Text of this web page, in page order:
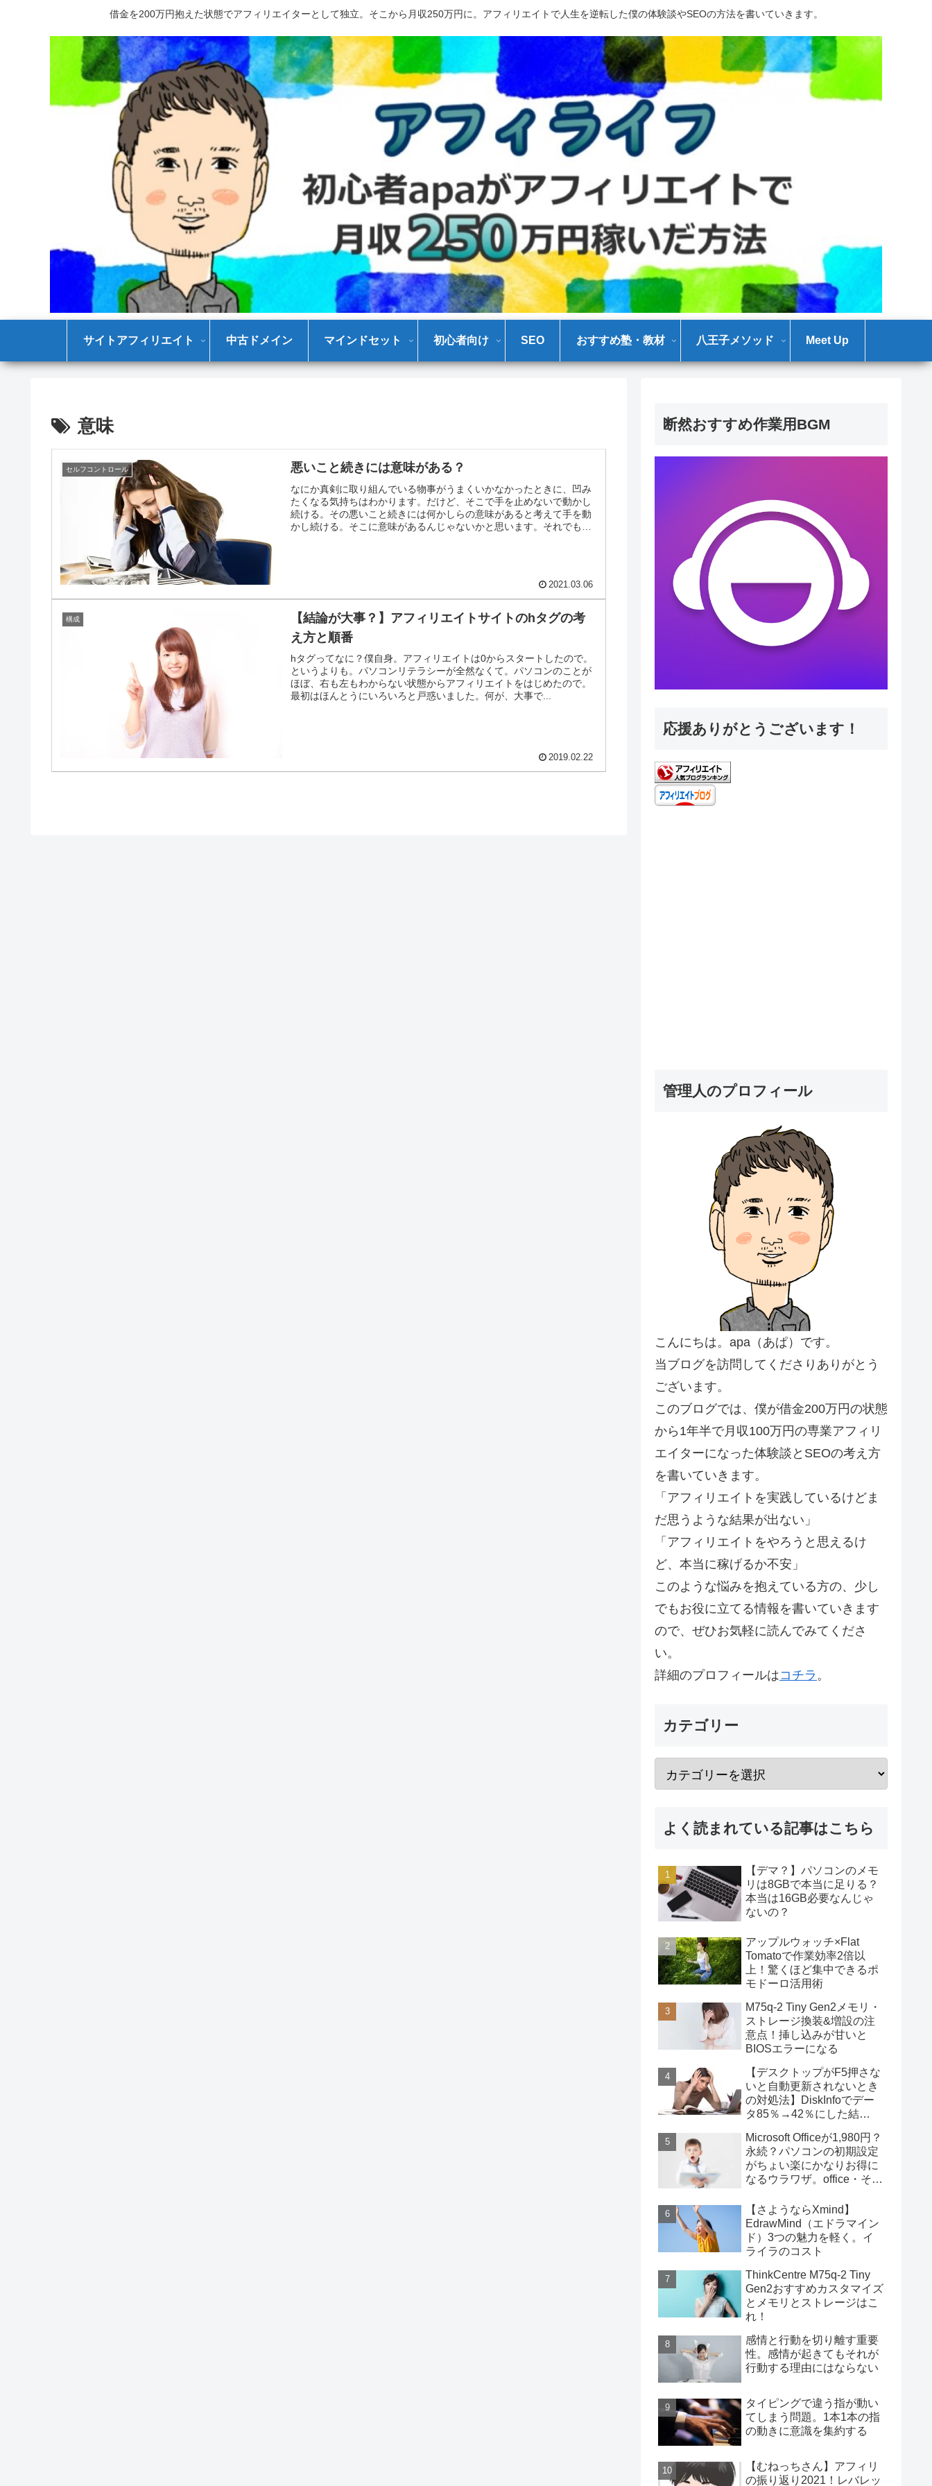
借金を200万円抱えた状態でアフィリエイターとして独立。そこから月収250万円に。アフィリエイトで人生を逆転した僕の体験談やSEOの方法を書いていきます。
サイトアフィリエイト 中古ドメイン マインドセット 初心者向け SEO おすすめ塾・教材 八王子メソッド Meet Up
意味
セルフコントロール 悪いこと続きには意味がある？
なにか真剣に取り組んでいる物事がうまくいかなかったときに、凹み
たくなる気持ちはわかります。だけど、そこで手を止めないで動かし
続ける。その悪いこと続きには何かしらの意味があると考えて手を動
かし続ける。そこに意味があるんじゃないかと思います。それでも手
2021.03.06
構成
【結論が大事？】アフィリエイトサイトのhタグの考
え方と順番
hタグってなに？僕自身。アフィリエイトは0からスタートしたので。
というよりも。パソコンリテラシーが全然なくて。パソコンのことが
ほぼ、右も左もわからない状態からアフィリエイトをはじめたので。
最初はほんとうにいろいろと戸惑いました。何が、大事で...
2019.02.22
断然おすすめ作業用BGM
応援ありがとうございます！
管理人のプロフィール
こんにちは。apa（あぱ）です。
当ブログを訪問してくださりありがとう
ございます。
このブログでは、僕が借金200万円の状態
から1年半で月収100万円の専業アフィリ
エイターになった体験談とSEOの考え方
を書いていきます。
「アフィリエイトを実践しているけどま
だ思うような結果が出ない」
「アフィリエイトをやろうと思えるけ
ど、本当に稼げるか不安」
このような悩みを抱えている方の、少し
でもお役に立てる情報を書いていきます
ので、ぜひお気軽に読んでみてくださ
い。
詳細のプロフィールはコチラ 。
カテゴリー
よく読まれている記事はこちら
【デマ？】パソコンのメモ
リは8GBで本当に足りる？
本当は16GB必要なんじゃ
ないの？
アップルウォッチ×Flat
Tomatoで作業効率2倍以
上！驚くほど集中できるポ
モドーロ活用術
M75q-2 Tiny Gen2メモリ・
ストレージ換装&増設の注
意点！挿し込みが甘いと
BIOSエラーになる
【デスクトップがF5押さな
いと自動更新されないとき
の対処法】DiskInfoでデー
タ85％→42％にした結
Microsoft Officeが1,980円？
永続？パソコンの初期設定
がちょい楽にかなりお得に
なるウラワザ。office・その
【さようならXmind】
EdrawMind（エドラマイン
ド）3つの魅力を軽く。イ
ライラのコスト
ThinkCentre M75q-2 Tiny
Gen2おすすめカスタマイズ
とメモリとストレージはこ
れ！
感情と行動を切り離す重要
性。感情が起きてもそれが
行動する理由にはならない
タイピングで違う指が動い
てしまう問題。1本1本の指
の動きに意識を集約する
【むねっちさん】アフィリ
の振り返り2021！レバレッ